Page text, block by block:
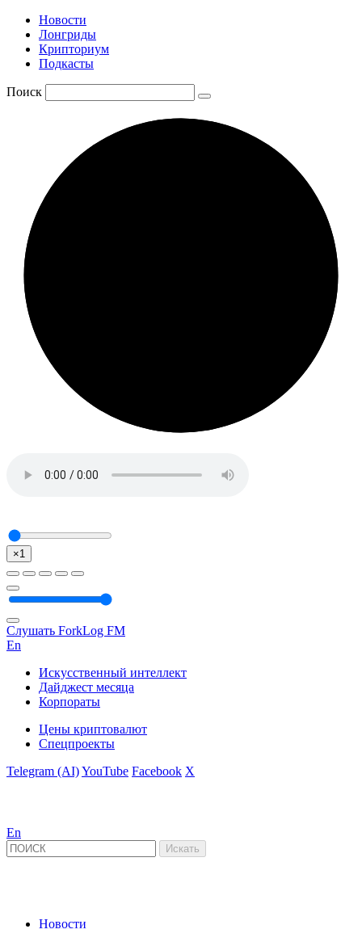
Новости
Лонгриды
Крипториум
Подкасты
Поиск
×1
Слушать ForkLog FM
En
Искусственный интеллект
Дайджест месяца
Корпораты
Цены криптовалют
Спецпроекты
Telegram (AI)YouTube Facebook X
En
Новости